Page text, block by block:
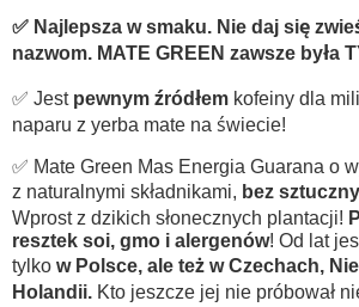
✅ Najlepsza w smaku. Nie daj się
nazwom. MATE GREEN zawsze była
✅ Jest pewnym źródłem kofeiny dla
naparu z yerba mate na świecie!
✅ Mate Green Mas Energia Guarana o
z naturalnymi składnikami, bez
Wprost z dzikich słonecznych plantacji!
resztek soi, gmo i alergenów! Od lat
tylko w Polsce, ale też w Czechach,
Holandii. Kto jeszcze jej nie próbował